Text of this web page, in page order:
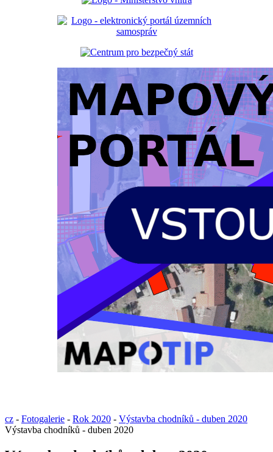
cz - Fotogalerie - Rok 2020 - Výstavba chodníků - duben 2020
Výstavba chodníků - duben 2020